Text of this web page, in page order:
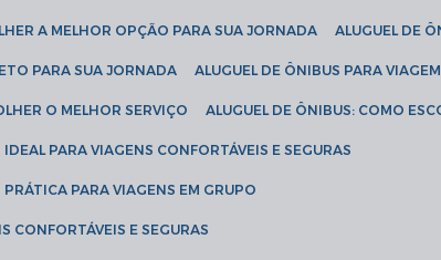
A MELHOR OPÇÃO PARA SUA JORNADA ALUGUEL DE
PARA SUA JORNADA ALUGUEL DE ÔNIBUS PARA
O MELHOR SERVIÇO ALUGUEL DE ÔNIBUS: COMO
PARA VIAGENS CONFORTÁVEIS E SEGURAS
PRÁTICA PARA VIAGENS EM GRUPO
CONFORTÁVEIS E SEGURAS